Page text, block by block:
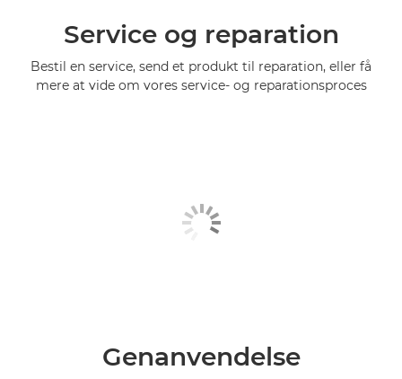
Service og reparation
Bestil en service, send et produkt til reparation, eller få
mere at vide om vores service- og reparationsproces
Genanvendelse